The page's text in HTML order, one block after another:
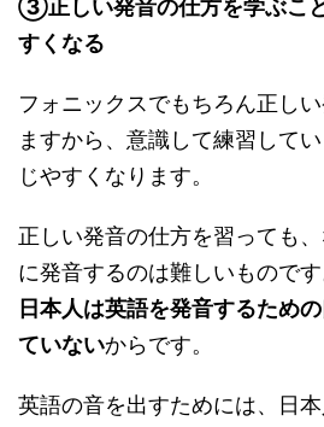
③正しい発音の仕方を学ぶこ
すくなる
フォニックスでもちろん正し
ますから、意識して練習して
じやすくなります。
正しい発音の仕方を習っても
に発音するのは難しいものです
日本人は英語を発音するため
ていないからです。
英語の音を出すためには、日